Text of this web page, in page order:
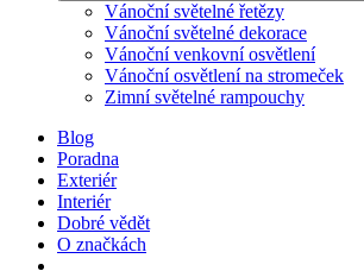
Vánoční světelné řetězy
Vánoční světelné dekorace
Vánoční venkovní osvětlení
Vánoční osvětlení na stromeček
Zimní světelné rampouchy
Blog
Poradna
Exteriér
Interiér
Dobré vědět
O značkách